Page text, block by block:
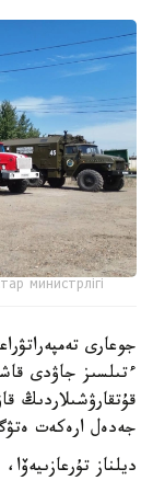
министрлігі
جوعارى
ءتىلسىز جاۋدى
قۇتقارۋشىلاردىڭ
جەدەل ارەكەت
ديلناز